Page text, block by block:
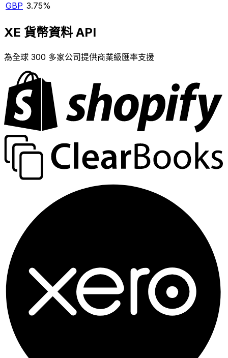
GBP 3.75%
XE 貨幣資料 API
為全球 300 多家公司提供商業級匯率支援